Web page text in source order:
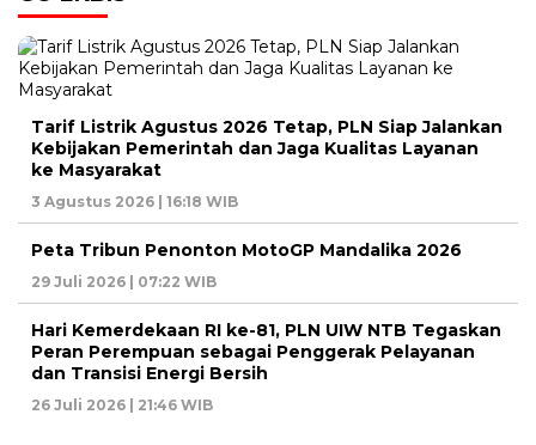
Tarif Listrik Agustus 2026 Tetap, PLN Siap Jalankan
Kebijakan Pemerintah dan Jaga Kualitas Layanan
ke Masyarakat
3 Agustus 2026 | 16:18 WIB
Peta Tribun Penonton MotoGP Mandalika 2026
29 Juli 2026 | 07:22 WIB
Hari Kemerdekaan RI ke-81, PLN UIW NTB Tegaskan
Peran Perempuan sebagai Penggerak Pelayanan
dan Transisi Energi Bersih
26 Juli 2026 | 21:46 WIB